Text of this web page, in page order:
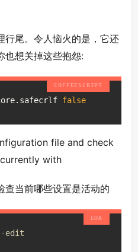
尾。令人恼火的是，它还
也想关掉这些抱怨:
false
file and check
with
当前哪些设置是活动的
edit